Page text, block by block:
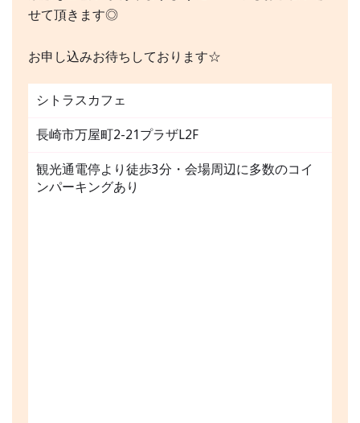
せて頂きます◎
お申し込みお待ちしております☆
シトラスカフェ
長崎市万屋町2-21プラザL2F
観光通電停より徒歩3分・会場周辺に多数のコイ
ンパーキングあり